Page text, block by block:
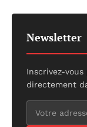
Newsletter
Inscrivez-
directement